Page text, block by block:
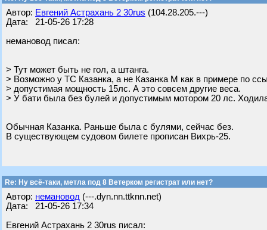
Автор: Евгений Астрахань 2 30rus (104.28.205.---)
Дата: 21-05-26 17:28
немановод писал:
> Тут может быть не гол, а штанга.
> Возможно у ТС Казанка, а не Казанка М как в примере по
> допустимая мощность 15лс. А это совсем другие веса.
> У бати была без булей и допустимым мотором 20 лс.
Обычная Казанка. Раньше была с булями, сейчас без.
В существующем судовом билете прописан Вихрь-25.
Re: Ну всё-таки, метла под 8 Ветерком регистрат или нет?
Автор: немановод (---.dyn.nn.ttknn.net)
Дата: 21-05-26 17:34
Евгений Астрахань 2 30rus писал: